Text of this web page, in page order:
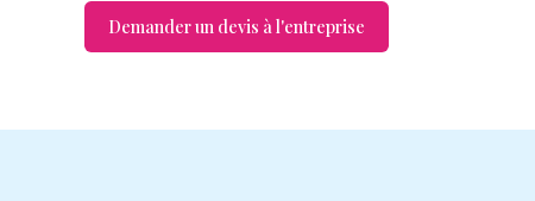
Demander un devis à l'entreprise